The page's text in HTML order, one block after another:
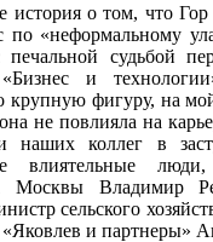
о том, что Гор
по «неформальному
судьбой
и
крупную фигуру, на
не повлияла на
наших коллег в
влиятельные
Москвы Владимир
сельского
и партнеры»